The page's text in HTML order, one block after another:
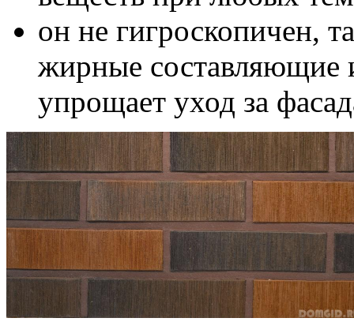
он не гигроскопичен,
жирные составляющие
упрощает уход за